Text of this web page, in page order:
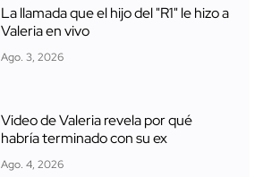
La llamada que el hijo del "R1" le hizo a
Valeria en vivo
Ago. 3, 2026
Video de Valeria revela por qué
habría terminado con su ex
Ago. 4, 2026